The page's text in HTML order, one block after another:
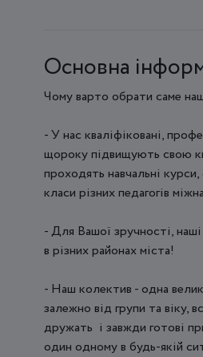
Основна
Чому варто обрати саме
- У нас кваліфіковані,
щороку підвищують свою
проходять навчальні курси,
класи різних педагогів
- Для Вашої зручності,
в різних районах міста!
- Наш колектив - одна
залежно від групи та віку,
дружать і завжди готові
один одному в будь-якій